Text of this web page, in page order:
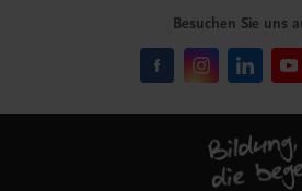
Besuchen Sie uns